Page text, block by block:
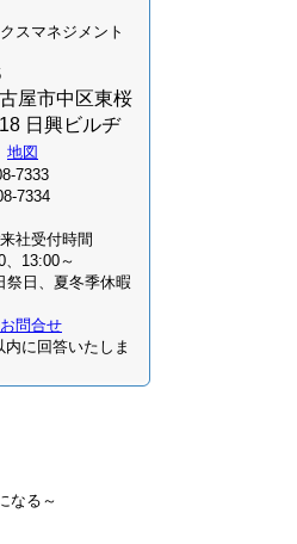
スマネジメント
屋市中区東桜
日興ビルヂ
地図
7333
7334
社受付時間
、13:00～
祭日、夏冬季休暇
問合せ
内に回答いたしま
なる～